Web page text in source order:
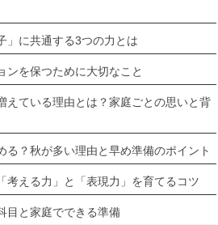
」に共通する3つの力とは
ンを保つために大切なこと
えている理由とは？家庭ごとの思いと背
る？秋が多い理由と早め準備のポイント
考える力」と「表現力」を育てるコツ
目と家庭でできる準備